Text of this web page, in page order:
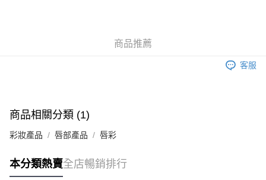
JD京東物流，訂單確認發貨後2-4個工作天送達
商品推薦
客服
商品相關分類 (1)
彩妝產品 唇部產品 唇彩
本分類熱賣全店暢銷排行